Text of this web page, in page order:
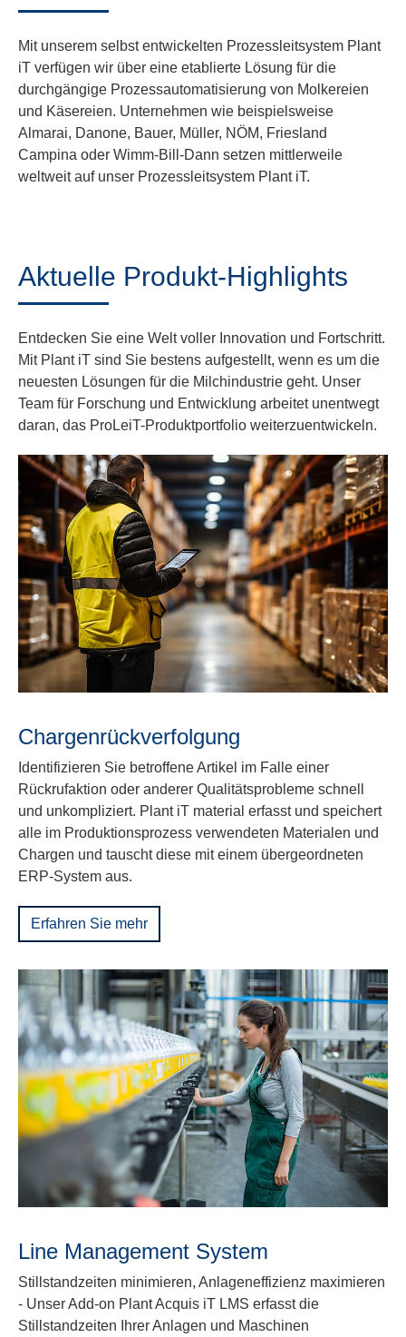
Mit unserem selbst entwickelten Prozessleitsystem Plant
iT verfügen wir über eine etablierte Lösung für die
durchgängige Prozessautomatisierung von Molkereien
und Käsereien. Unternehmen wie beispielsweise
Almarai, Danone, Bauer, Müller, NÖM, Friesland
Campina oder Wimm-Bill-Dann setzen mittlerweile
weltweit auf unser Prozessleitsystem Plant iT.
Aktuelle Produkt-Highlights
Entdecken Sie eine Welt voller Innovation und Fortschritt.
Mit Plant iT sind Sie bestens aufgestellt, wenn es um die
neuesten Lösungen für die Milchindustrie geht. Unser
Team für Forschung und Entwicklung arbeitet unentwegt
daran, das ProLeiT-Produktportfolio weiterzuentwickeln.
Chargenrückverfolgung
Identifizieren Sie betroffene Artikel im Falle einer
Rückrufaktion oder anderer Qualitätsprobleme schnell
und unkompliziert. Plant iT material erfasst und speichert
alle im Produktionsprozess verwendeten Materialen und
Chargen und tauscht diese mit einem übergeordneten
ERP-System aus.
Erfahren Sie mehr
Line Management System
Stillstandzeiten minimieren, Anlageneffizienz maximieren
- Unser Add-on Plant Acquis iT LMS erfasst die
Stillstandzeiten Ihrer Anlagen und Maschinen